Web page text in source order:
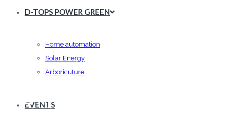
D-TOPS POWER GREEN
Home automation
Solar Energy
Arboricuture
EVENTS
วิทยากรเรื่อง “เตรียมตัวอย่างไร